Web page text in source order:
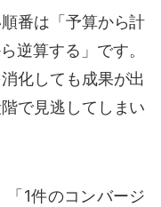
番は「予算から計
逆算する」です。
化しても成果が出
で見逃してしまい
1件のコンバージ